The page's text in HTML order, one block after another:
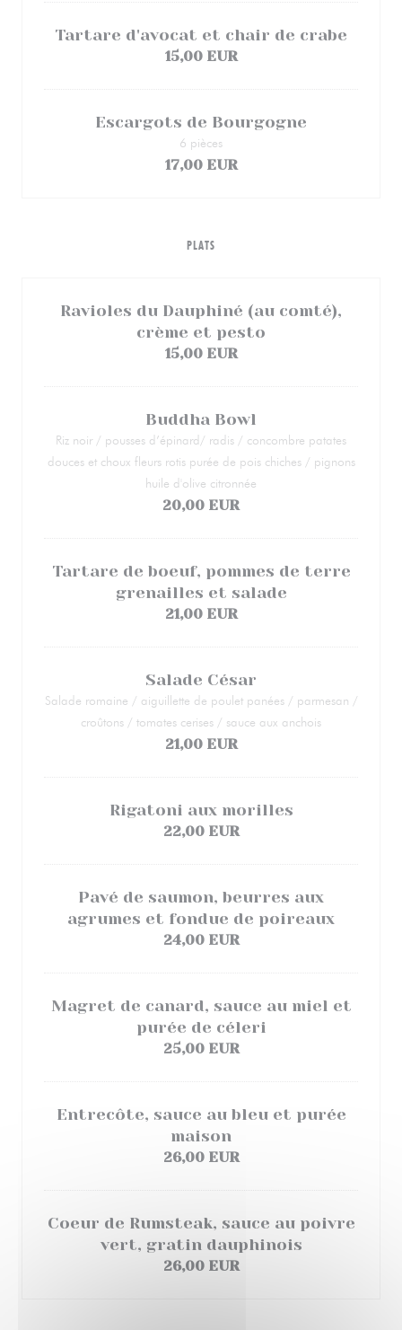
Tartare d'avocat et chair de crabe
15,00 EUR
Escargots de Bourgogne
6 pièces
17,00 EUR
PLATS
Ravioles du Dauphiné (au comté),
crème et pesto
15,00 EUR
Buddha Bowl
Riz noir / pousses d’épinard/ radis / concombre patates
douces et choux fleurs rotis purée de pois chiches / pignons
huile d'olive citronnée
20,00 EUR
Tartare de boeuf, pommes de terre
grenailles et salade
21,00 EUR
Salade César
Salade romaine / aiguillette de poulet panées / parmesan /
croûtons / tomates cerises / sauce aux anchois
21,00 EUR
Rigatoni aux morilles
22,00 EUR
Pavé de saumon, beurres aux
agrumes et fondue de poireaux
24,00 EUR
Magret de canard, sauce au miel et
purée de céleri
25,00 EUR
Entrecôte, sauce au bleu et purée
maison
26,00 EUR
Coeur de Rumsteak, sauce au poivre
vert, gratin dauphinois
26,00 EUR